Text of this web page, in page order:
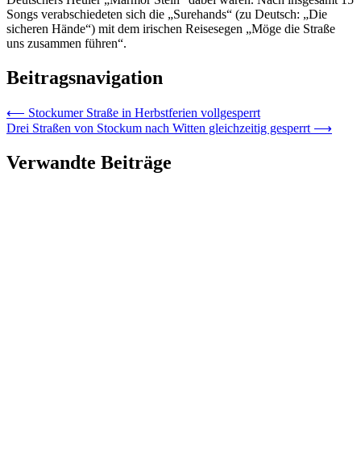
Songs verabschiedeten sich die „Surehands“ (zu Deutsch: „Die
sicheren Hände“) mit dem irischen Reisesegen „Möge die Straße
uns zusammen führen“.
Beitragsnavigation
⟵ Stockumer Straße in Herbstferien vollgesperrt
Drei Straßen von Stockum nach Witten gleichzeitig gesperrt ⟶
Verwandte Beiträge